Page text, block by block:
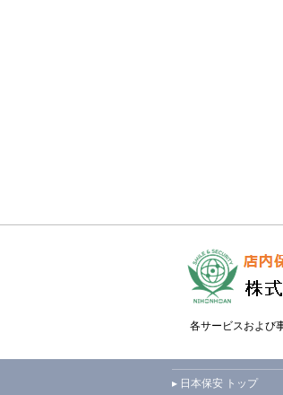
各サービスおよび
▸ 日本保安 トップ